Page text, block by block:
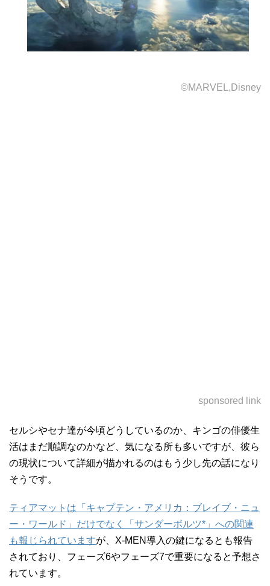
©MARVEL,Disney
sponsored link
セルシやセナ達が今頃どうしているのか、キンゴの俳優生
活はまだ順調なのかなど、気になる所も多いですが、彼ら
の現状について詳細が描かれるのはもう少し先の話になり
そうです。
ティアマットは「キャプテン・アメリカ：ブレイブ・ニュ
ー・ワールド」だけでなく「サンダーボルツ*」への関連
も報じられていますが、X-MEN導入の鍵になるとも報告
されており、フェーズ6やフェーズ7で重要になると予想さ
れています。